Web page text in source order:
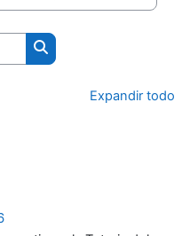
Buscar cursos
Expandir todo